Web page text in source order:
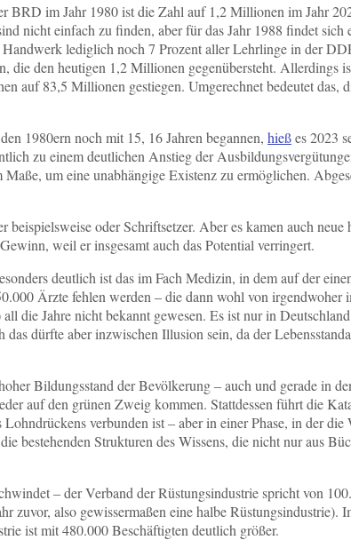
im Jahr 1980 ist die Zahl auf 1,2 Millionen im Jahr
nicht einfach zu finden, aber für das Jahr 1988 findet sich
lediglich noch 7 Prozent aller Lehrlinge in der
die den heutigen 1,2 Millionen gegenübersteht. Allerdings
auf 83,5 Millionen gestiegen. Umgerechnet bedeutet
1980ern noch mit 15, 16 Jahren begannen, hießes 2023
zu einem deutlichen Anstieg der
um eine unabhängige Existenz zu ermöglichen.
oder Schriftsetzer. Aber es kamen auch
weil er insgesamt auch das Potential verringert.
deutlich ist das im Fach Medizin, in dem auf der
Ärzte fehlen werden ‒ die dann wohl von
die Jahre nicht bekannt gewesen. Es ist nur in
dürfte aber inzwischen Illusion sein, da der
Bildungsstand der Bevölkerung ‒ auch und gerade in
auf den grünen Zweig kommen. Stattdessen führt die
verbunden ist ‒ aber in einer Phase, in der
Strukturen des Wissens, die nicht nur aus
‒ der Verband der Rüstungsindustrie spricht von
also gewissermaßen eine halbe Rüstungsindustrie).
ist mit 480.000 Beschäftigten deutlich größer.